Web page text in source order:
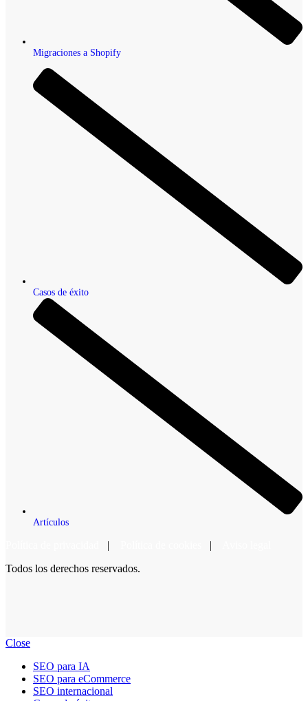
Migraciones a Shopify
Casos de éxito
Artículos
| |
Todos los derechos reservados.
Close
SEO para IA
SEO para eCommerce
SEO internacional